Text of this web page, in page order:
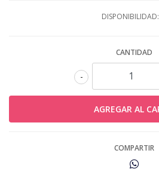
DISPONIBILIDAD:
CANTIDAD
-
COMPARTIR